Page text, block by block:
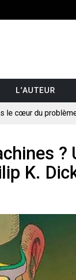
L’AUTEUR
le cœur du
: « On
?
K.